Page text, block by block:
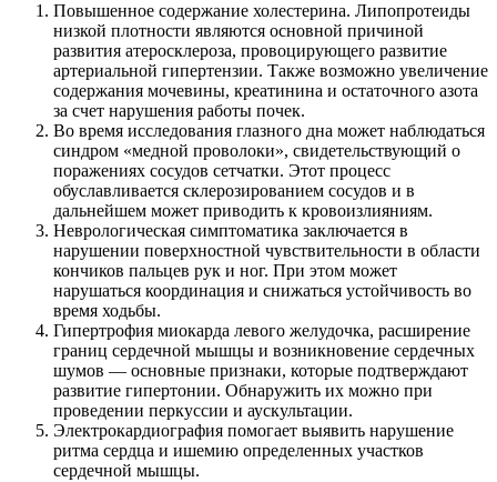
Повышенное содержание холестерина. Липопротеиды
низкой плотности являются основной причиной
развития атеросклероза, провоцирующего развитие
артериальной гипертензии. Также возможно увеличение
содержания мочевины, креатинина и остаточного азота
за счет нарушения работы почек.
Во время исследования глазного дна может наблюдаться
синдром «медной проволоки», свидетельствующий о
поражениях сосудов сетчатки. Этот процесс
обуславливается склерозированием сосудов и в
дальнейшем может приводить к кровоизлияниям.
Неврологическая симптоматика заключается в
нарушении поверхностной чувствительности в области
кончиков пальцев рук и ног. При этом может
нарушаться координация и снижаться устойчивость во
время ходьбы.
Гипертрофия миокарда левого желудочка, расширение
границ сердечной мышцы и возникновение сердечных
шумов — основные признаки, которые подтверждают
развитие гипертонии. Обнаружить их можно при
проведении перкуссии и аускультации.
Электрокардиография помогает выявить нарушение
ритма сердца и ишемию определенных участков
сердечной мышцы.